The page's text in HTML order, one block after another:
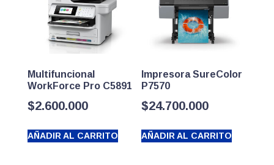
Multifuncional
WorkForce Pro C5891
$2.600.000
AÑADIR AL CARRITO
Impresora SureColor
P7570
$24.700.000
AÑADIR AL CARRITO